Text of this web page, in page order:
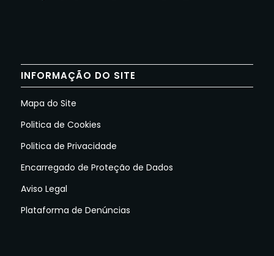
INFORMAÇÃO DO SITE
Mapa do Site
Politica de Cookies
Politica de Privacidade
Encarregado de Proteção de Dados
Aviso Legal
Plataforma de Denúncias